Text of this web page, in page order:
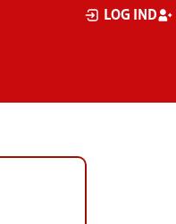
LOG IND